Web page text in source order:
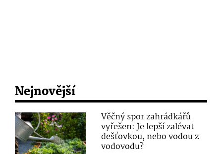
Nejnovější
Věčný spor zahrádkářů
vyřešen: Je lepší zalévat
dešťovkou, nebo vodou z
vodovodu?